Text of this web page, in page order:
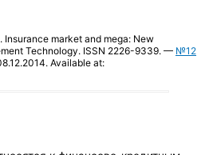
Insurance market and mega: New
Technology. ISSN 2226-9339. — №12
Available at: